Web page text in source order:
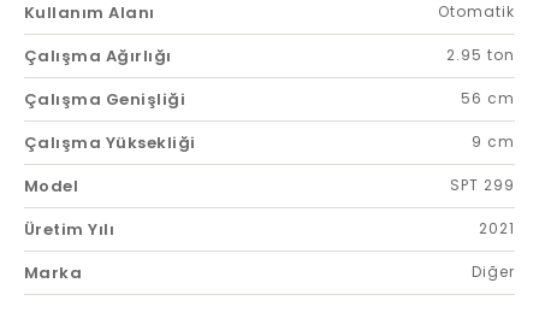
Kullanım Alanı Otomatik
Çalışma Ağırlığı 2.95 ton
Çalışma Genişliği 56 cm
Çalışma Yüksekliği 9 cm
Model SPT 299
Üretim Yılı 2021
Marka Diğer